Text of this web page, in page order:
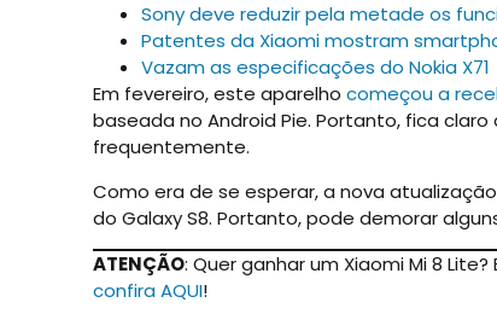
Sony deve reduzir pela metade os
Patentes da Xiaomi mostram
Vazam as especificações do Nokia X71
Em fevereiro, este aparelho começou a
baseada no Android Pie. Portanto, fica
frequentemente.
Como era de se esperar, a nova
do Galaxy S8. Portanto, pode demorar
ATENÇÃO: Quer ganhar um Xiaomi Mi 8
confira AQUI!